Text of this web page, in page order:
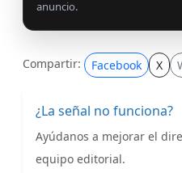
anuncio.
Compartir: Facebook X
¿La señal no funciona?
Ayúdanos a mejorar el
equipo editorial.